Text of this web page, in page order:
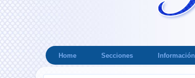
Home Secciones Información